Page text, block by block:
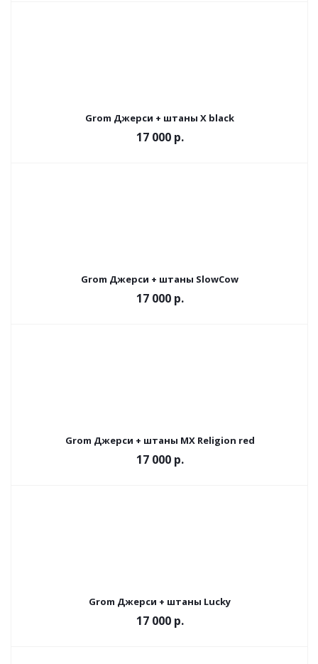
Grom Джерси + штаны X black
17 000 р.
Grom Джерси + штаны SlowCow
17 000 р.
Grom Джерси + штаны MX Religion red
17 000 р.
Grom Джерси + штаны Lucky
17 000 р.